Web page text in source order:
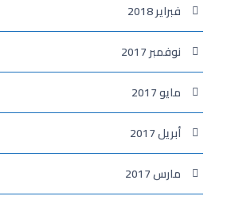
فبراير 2018
نوفمبر 2017
مايو 2017
أبريل 2017
مارس 2017